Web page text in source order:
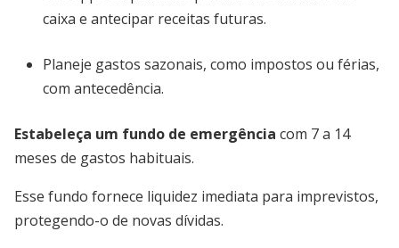
caixa e antecipar receitas futuras.
Planeje gastos sazonais, como impostos ou férias,
com antecedência.
Estabeleça um fundo de emergência com 7 a 14
meses de gastos habituais.
Esse fundo fornece liquidez imediata para imprevistos,
protegendo-o de novas dívidas.